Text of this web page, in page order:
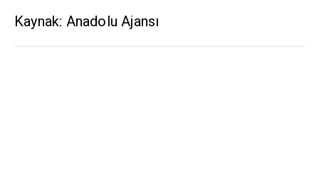
Kaynak: Anadolu Ajansı